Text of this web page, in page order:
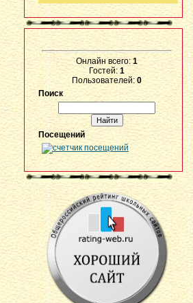
Онлайн всего:1
Гостей: 1
Пользователей: 0
Поиск
Посещений